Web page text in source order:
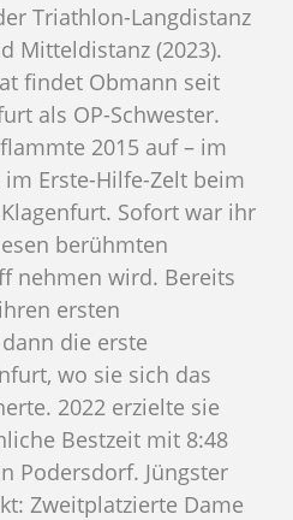
Triathlon-Langdistanz
Mitteldistanz (2023).
findet Obmann seit
als OP-Schwester.
2015 auf – im
im Erste-Hilfe-Zelt beim
Sofort war ihr
berühmten
nehmen wird. Bereits
ersten
die erste
wo sie sich das
2022 erzielte sie
Bestzeit mit 8:48
Podersdorf. Jüngster
Zweitplatzierte Dame